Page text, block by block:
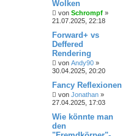
Wolken
von Schrompf »
21.07.2025, 22:18
Forward+ vs
Deffered
Rendering
von Andy90 »
30.04.2025, 20:20
Fancy Reflexionen
von Jonathan »
27.04.2025, 17:03
Wie könnte man
den